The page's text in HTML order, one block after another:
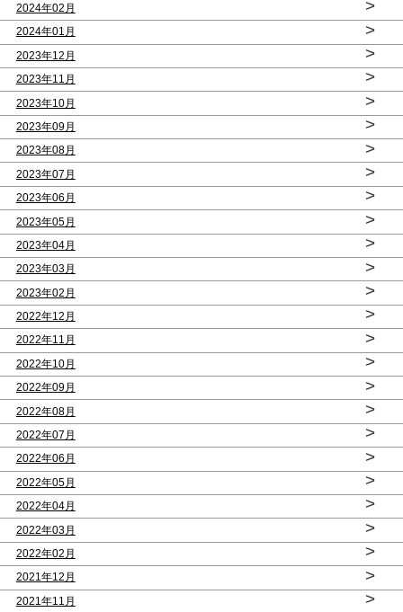
2024年02月 >
2024年01月 >
2023年12月 >
2023年11月 >
2023年10月 >
2023年09月 >
2023年08月 >
2023年07月 >
2023年06月 >
2023年05月 >
2023年04月 >
2023年03月 >
2023年02月 >
2022年12月 >
2022年11月 >
2022年10月 >
2022年09月 >
2022年08月 >
2022年07月 >
2022年06月 >
2022年05月 >
2022年04月 >
2022年03月 >
2022年02月 >
2021年12月 >
2021年11月 >